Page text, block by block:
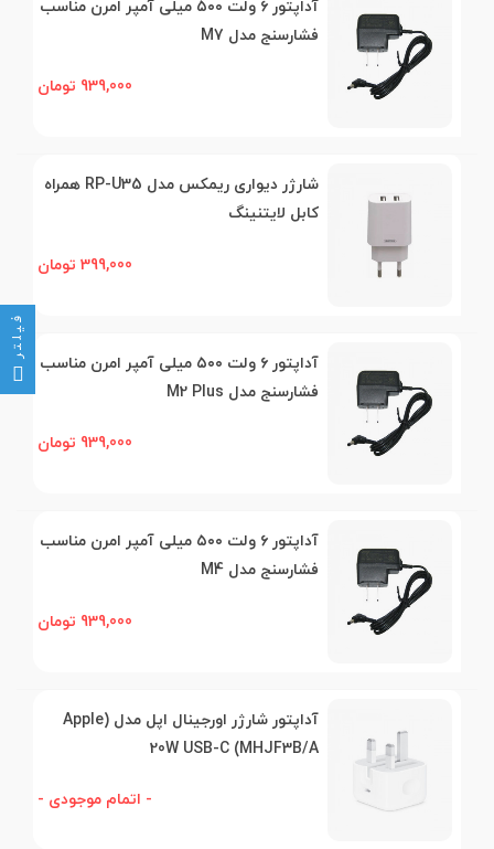
آداپتور ۶ ولت ۵۰۰ میلی آمپر امرن مناسب
فشارسنج مدل M7
939,000 تومان
شارژر دیواری ریمکس مدل RP-U35 همراه
کابل لایتنینگ
399,000 تومان
آداپتور ۶ ولت ۵۰۰ میلی آمپر امرن مناسب
فشارسنج مدل M2 Plus
939,000 تومان
آداپتور ۶ ولت ۵۰۰ میلی آمپر امرن مناسب
فشارسنج مدل M4
939,000 تومان
آداپتور شارژر اورجینال اپل مدل (Apple
20W USB-C (MHJF3B/A
- اتمام موجودی -
فیلتر